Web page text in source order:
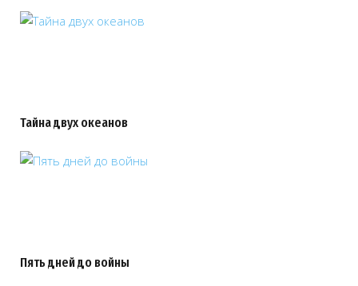
Тайна двух океанов
Пять дней до войны